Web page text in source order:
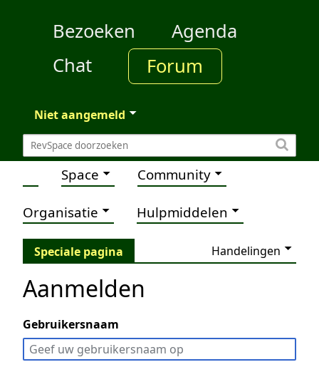
Bezoeken
Agenda
Chat
Forum
Niet aangemeld
Space Community
Organisatie Hulpmiddelen
Speciale pagina Handelingen
Aanmelden
Gebruikersnaam